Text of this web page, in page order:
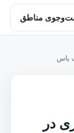
مناطق
یاس
در